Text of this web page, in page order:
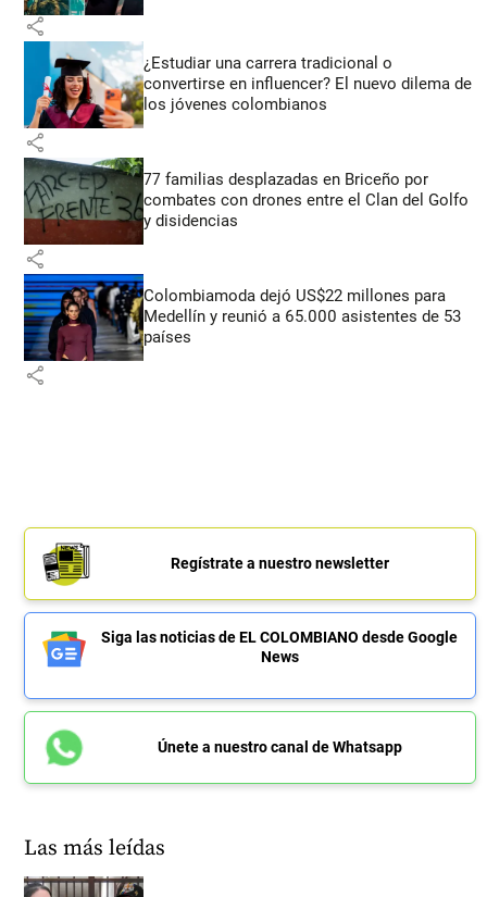
share
¿Estudiar una carrera tradicional o
convertirse en influencer? El nuevo dilema de
los jóvenes colombianos
share
77 familias desplazadas en Briceño por
combates con drones entre el Clan del Golfo
y disidencias
share
Colombiamoda dejó US$22 millones para
Medellín y reunió a 65.000 asistentes de 53
países
share
Regístrate a nuestro newsletter
Siga las noticias de EL COLOMBIANO desde Google
News
Únete a nuestro canal de Whatsapp
Las más leídas